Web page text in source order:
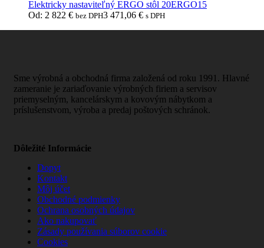
Elektricky nastaviteľný ERGO stôl 20ERGO15
Od: 2 822 € bez DPH3 471,06 € s DPH
Sme výrobná a obchodná firma založená od roku 1991. Hlavné
zameranie je zariaďovanie výrobných firiem a servisov
priemyselným, kancelárskym a kovovým nábytkom a
príslušenstvom, výroba a predaj poštových schránok.
Dôležité Informácie
Dopyt
Kontakt
Môj účet
Obchodné podmienky
Ochrana osobných údajov
Ako nakupovať
Zásady používania súborov cookie
Cookies